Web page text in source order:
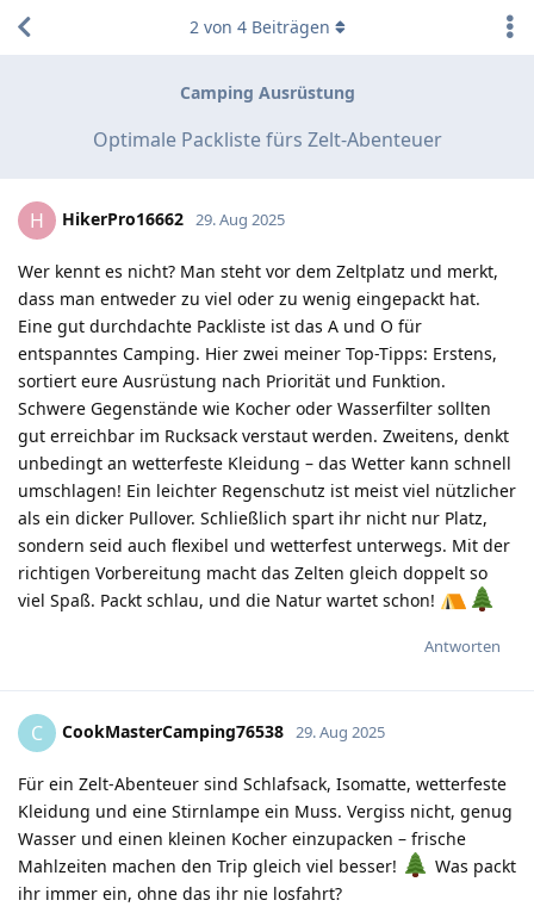
Camping Ausrüstung
Optimale Packliste fürs Zelt-Abenteuer
2von 4Beiträgen
H HikerPro16662 29. Aug 2025
Wer kennt es nicht? Man steht vor dem Zeltplatz und merkt,
dass man entweder zu viel oder zu wenig eingepackt hat.
Eine gut durchdachte Packliste ist das A und O für
entspanntes Camping. Hier zwei meiner Top-Tipps: Erstens,
sortiert eure Ausrüstung nach Priorität und Funktion.
Schwere Gegenstände wie Kocher oder Wasserfilter sollten
gut erreichbar im Rucksack verstaut werden. Zweitens, denkt
unbedingt an wetterfeste Kleidung – das Wetter kann schnell
umschlagen! Ein leichter Regenschutz ist meist viel nützlicher
als ein dicker Pullover. Schließlich spart ihr nicht nur Platz,
sondern seid auch flexibel und wetterfest unterwegs. Mit der
richtigen Vorbereitung macht das Zelten gleich doppelt so
viel Spaß. Packt schlau, und die Natur wartet schon!
Antworten
C CookMasterCamping76538 29. Aug 2025
Für ein Zelt-Abenteuer sind Schlafsack, Isomatte, wetterfeste
Kleidung und eine Stirnlampe ein Muss. Vergiss nicht, genug
Wasser und einen kleinen Kocher einzupacken – frische
Mahlzeiten machen den Trip gleich viel besser!
Was packt
ihr immer ein, ohne das ihr nie losfahrt?